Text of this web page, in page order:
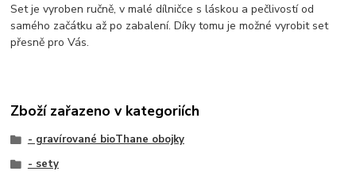
Set je vyroben ručně, v malé dílničce s láskou a pečlivostí od
samého začátku až po zabalení. Díky tomu je možné vyrobit set
přesně pro Vás.
Zboží zařazeno v kategoriích
- gravírované bioThane obojky
- sety